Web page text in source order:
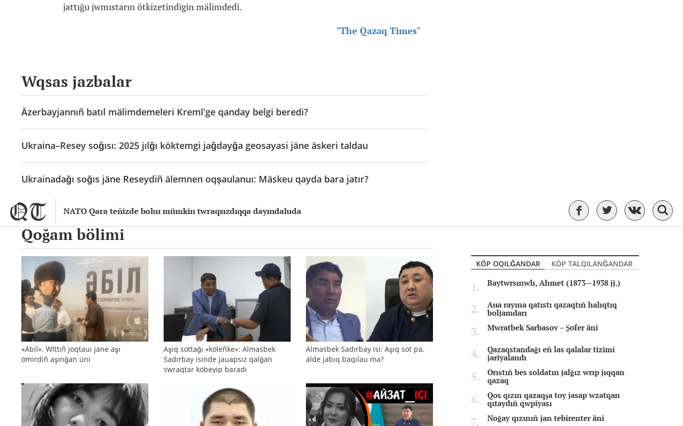
NATO Qara teñizde boluı mümkin twraqsızdıqqa dayındaluda
jattığu jwmıstarın ötkizetindigin mälimdedi.
"The Qazaq Times"
Wqsas jazbalar
Äzerbayjannıñ batıl mälimdemeleri Kreml'ge qanday belgi beredi?
Ukraina–Resey soğısı: 2025 jılğı köktemgi jağdayğa geosayasi jäne äskeri taldau
Ukrainadağı soğıs jäne Reseydiñ älemnen oqşaulanuı: Mäskeu qayda bara jatır?
Qoğam bölimi
«Äbil». Wlttıñ joqtauı jäne aşı
ömirdiñ aşınğan üni
Aşıq sottağı «köleñke»: Almasbek
Sadırbay isinde jauapsız qalğan
swraqtar köbeyip baradı
Almasbek Sadırbay isi: Aşıq sot pa,
älde jabıq baqılau ma?
KÖP OQILĞANDAR
KÖP TALQILANĞANDAR
Baytwrsınwlı, Ahmet (1873—1938 jj.)
Aua rayına qatıstı qazaqtıñ halıqtıq
boljamdarı
Mwratbek Sarbasov – Şofer äni
Qazaqstandağı eñ las qalalar tizimi
jariyalandı
Orıstıñ bes soldatın jalğız wrıp jıqqan
qazaq
Qos qızın qazaqşa toy jasap wzatqan
qıtaydıñ qwpiyası
Noğay qızınıñ jan tebirenter äni